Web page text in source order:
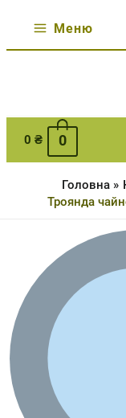
Меню
0 ₴ 0
Головна
Троянда